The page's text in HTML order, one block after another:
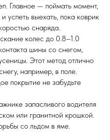
Главное — поймать момент,
успеть выехать, пока коврик
снаряда.
колес до 0.8–1.0
шины со снегом,
Этот метод отлично
например, в поле.
покрытие не забудьте
запасливого водителя
или гранитной крошкой.
со льдом в яме.